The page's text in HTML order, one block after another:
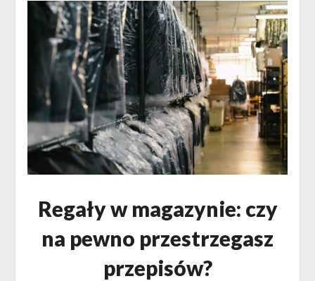
Regały w magazynie: czy
na pewno przestrzegasz
przepisów?